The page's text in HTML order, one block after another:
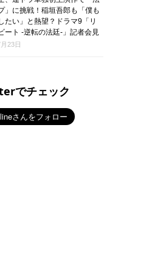
」に挑戦！稲垣吾郎も「僕も
たい」と熱望？ドラマ9「リ
ート -逆転の法廷-」記者会見
23日
でチェック